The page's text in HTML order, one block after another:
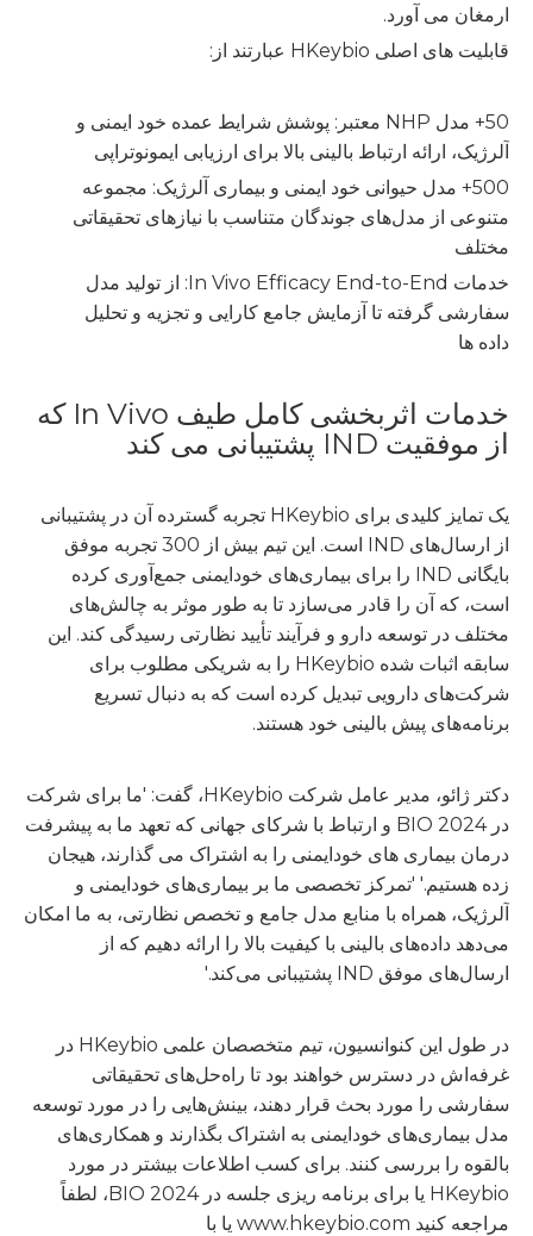
ارمغان می آورد.
قابلیت های اصلی HKeybio عبارتند از:
50+ مدل NHP معتبر: پوشش شرایط عمده خود ایمنی و
آلرژیک، ارائه ارتباط بالینی بالا برای ارزیابی ایمونوتراپی
500+ مدل حیوانی خود ایمنی و بیماری آلرژیک: مجموعه
متنوعی از مدل‌های جوندگان متناسب با نیازهای تحقیقاتی
مختلف
خدمات In Vivo Efficacy End-to-End: از تولید مدل
سفارشی گرفته تا آزمایش جامع کارایی و تجزیه و تحلیل
داده ها
خدمات اثربخشی کامل طیف In Vivo که
از موفقیت IND پشتیبانی می کند
یک تمایز کلیدی برای HKeybio تجربه گسترده آن در پشتیبانی
از ارسال‌های IND است. این تیم بیش از 300 تجربه موفق
بایگانی IND را برای بیماری‌های خودایمنی جمع‌آوری کرده
است، که آن را قادر می‌سازد تا به طور موثر به چالش‌های
مختلف در توسعه دارو و فرآیند تأیید نظارتی رسیدگی کند. این
سابقه اثبات شده HKeybio را به شریکی مطلوب برای
شرکت‌های دارویی تبدیل کرده است که به دنبال تسریع
برنامه‌های پیش بالینی خود هستند.
دکتر ژائو، مدیر عامل شرکت HKeybio، گفت: 'ما برای شرکت
در BIO 2024 و ارتباط با شرکای جهانی که تعهد ما به پیشرفت
درمان بیماری های خودایمنی را به اشتراک می گذارند، هیجان
زده هستیم.' 'تمرکز تخصصی ما بر بیماری‌های خودایمنی و
آلرژیک، همراه با منابع مدل جامع و تخصص نظارتی، به ما امکان
می‌دهد داده‌های بالینی با کیفیت بالا را ارائه دهیم که از
ارسال‌های موفق IND پشتیبانی می‌کند.'
در طول این کنوانسیون، تیم متخصصان علمی HKeybio در
غرفه‌اش در دسترس خواهند بود تا راه‌حل‌های تحقیقاتی
سفارشی را مورد بحث قرار دهند، بینش‌هایی را در مورد توسعه
مدل بیماری‌های خودایمنی به اشتراک بگذارند و همکاری‌های
بالقوه را بررسی کنند. برای کسب اطلاعات بیشتر در مورد
HKeybio یا برای برنامه ریزی جلسه در BIO 2024، لطفاً
مراجعه کنید www.hkeybio.com یا با